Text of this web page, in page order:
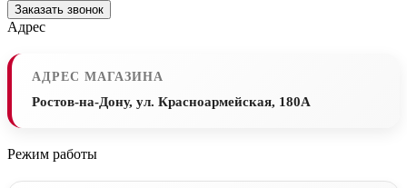
Заказать звонок
Адрес
АДРЕС МАГАЗИНА
Ростов-на-Дону, ул. Красноармейская, 180А
Режим работы